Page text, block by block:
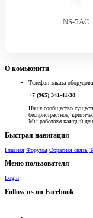
NS-5AC
О комьюнити
Телефон заказа
+7 (965) 341-41-38
Наше сообщество
беспристрастное,
Мы работаем каждый
Быстрая навигация
Главная Форумы Обратная связь
Меню пользователя
Login
Follow us on Facebook